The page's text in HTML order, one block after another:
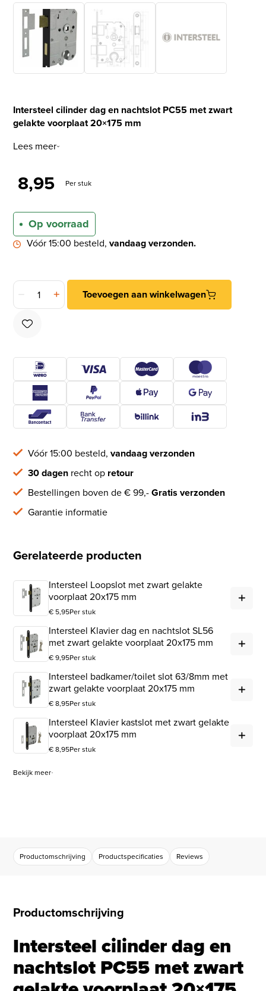
Intersteel cilinder dag en nachtslot PC55 met zwart
gelakte voorplaat 20×175 mm
Lees meer
8,95 Per stuk
Op voorraad
Vóór 15:00 besteld,vandaag verzonden.
Intersteel cilinder PC55 dag en nachtslot met zwart gelakte
Toevoegen aan winkelwagen
Vóór 15:00 besteld,vandaag verzonden
30 dagen recht op retour
Bestellingen boven de € 99,-Gratis verzonden
Garantie informatie
Gerelateerde producten
Intersteel Loopslot met zwart gelakte
voorplaat 20x175 mm
€ 5,95Per stuk
Intersteel Klavier dag en nachtslot SL56
met zwart gelakte voorplaat 20x175 mm
€9,95Per stuk
Intersteel badkamer/toilet slot 63/8mm met
zwart gelakte voorplaat 20x175 mm
€8,95Per stuk
Intersteel Klavier kastslot met zwart gelakte
voorplaat 20x175 mm
€8,95Per stuk
Bekijk meer
Productomschrijving Productspecificaties Reviews
Productomschrijving
Intersteel cilinder dag en
nachtslot PC55 met zwart